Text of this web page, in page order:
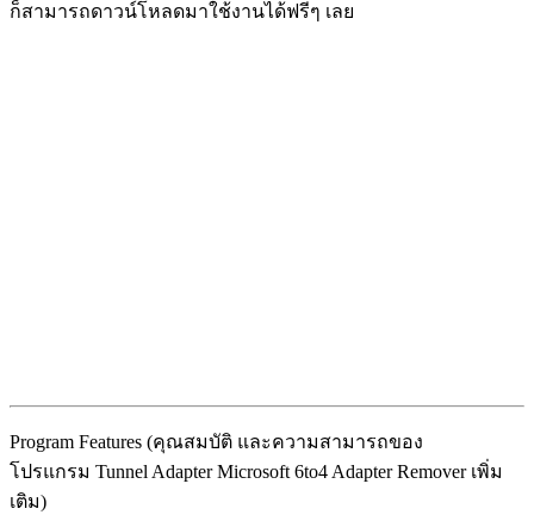
ก็สามารถดาวน์โหลดมาใช้งานได้ฟรีๆ เลย
Program Features (คุณสมบัติ และความสามารถของ
โปรแกรม Tunnel Adapter Microsoft 6to4 Adapter Remover เพิ่ม
เติม)